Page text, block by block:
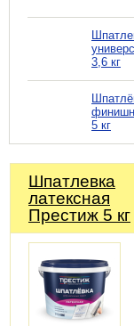
3,6 кг
5 кг
Шпатлевка
латексная
Престиж 5 кг